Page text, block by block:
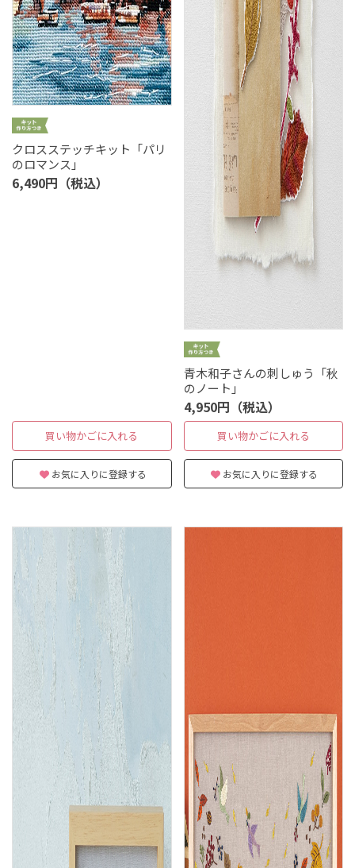
クロスステッチキット「パリ
のロマンス」
6,490円（税込）
買い物かごに入れる
お気に入りに登録する
青木和子さんの刺しゅう「秋
のノート」
4,950円（税込）
買い物かごに入れる
お気に入りに登録する